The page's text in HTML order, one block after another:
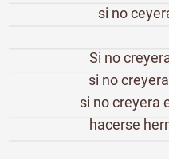
si no
Si no
si no
si no creyera
hacerse